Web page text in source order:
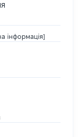
інформація]